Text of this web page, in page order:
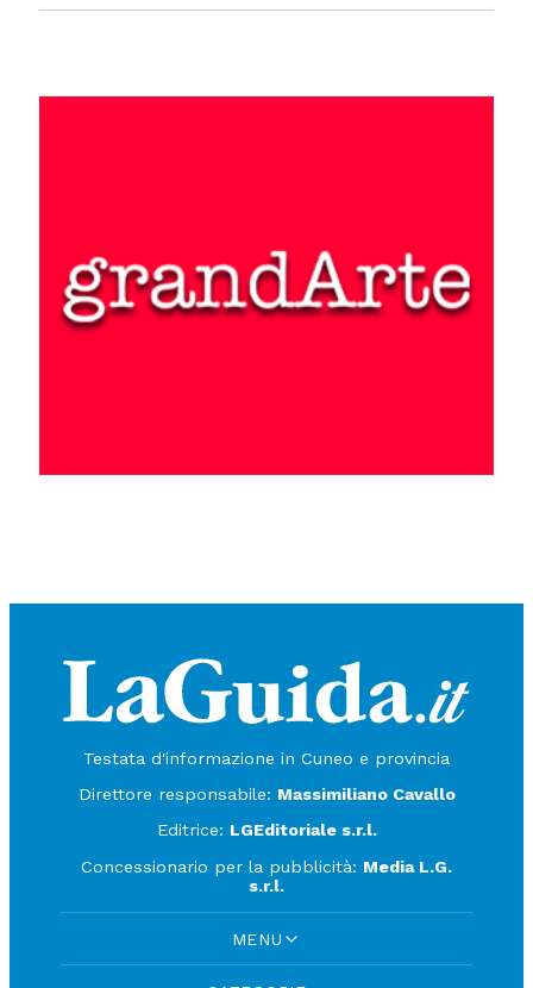
Testata d'informazione in Cuneo e provincia
Direttore responsabile: Massimiliano Cavallo
Editrice: LGEditoriale s.r.l.
Concessionario per la pubblicità: Media L.G.
s.r.l.
MENU